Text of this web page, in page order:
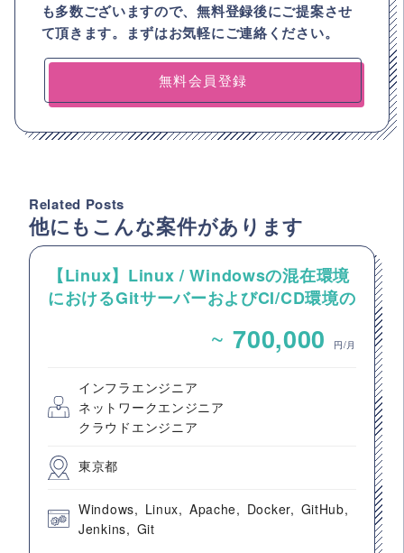
も多数ございますので、無料登録後にご提案させ
て頂きます。まずはお気軽にご連絡ください。
無料会員登録
Related Posts
他にもこんな案件があります
【Linux】Linux / Windowsの混在環境
におけるGitサーバーおよびCI/CD環境の
~ 700,000 円/月
インフラエンジニア
ネットワークエンジニア
クラウドエンジニア
東京都
Windows Linux Apache Docker
GitHub
Jenkins
Git